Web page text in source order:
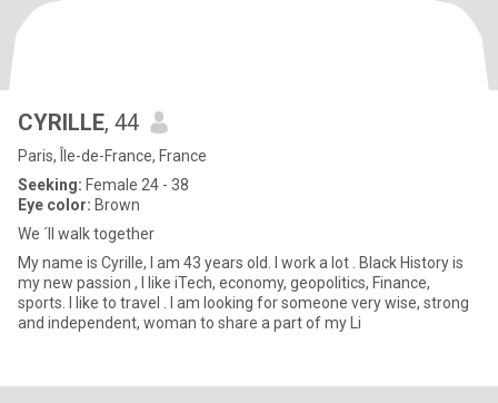
CYRILLE, 44
Paris, Île-de-France, France
Seeking: Female 24 - 38
Eye color: Brown
We ´ll walk together
My name is Cyrille, I am 43 years old. I work a lot . Black History is
my new passion , I like iTech, economy, geopolitics, Finance,
sports. I like to travel . I am looking for someone very wise, strong
and independent, woman to share a part of my Li